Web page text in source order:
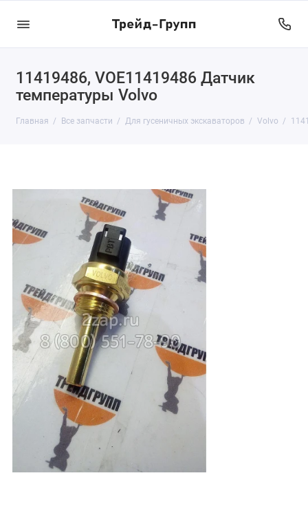
11419486, VOE11419486 Датчик
температуры Volvo
Главная Все запчасти Для гусеничных экскаваторов Volvo